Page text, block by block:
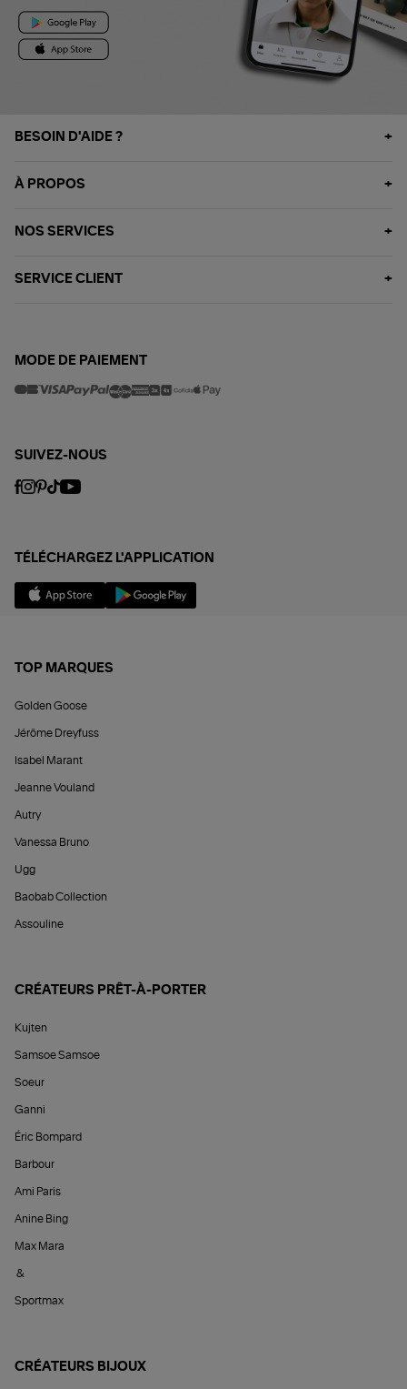
BESOIN D'AIDE ?
À PROPOS
NOS SERVICES
SERVICE CLIENT
MODE DE PAIEMENT
SUIVEZ-NOUS
TÉLÉCHARGEZ L'APPLICATION
TOP MARQUES
Golden Goose
Jérôme Dreyfuss
Isabel Marant
Jeanne Vouland
Autry
Vanessa Bruno
Ugg
Baobab Collection
Assouline
CRÉATEURS PRÊT-À-PORTER
Kujten
Samsoe Samsoe
Soeur
Ganni
Éric Bompard
Barbour
Ami Paris
Anine Bing
Max Mara
&
Sportmax
CRÉATEURS BIJOUX